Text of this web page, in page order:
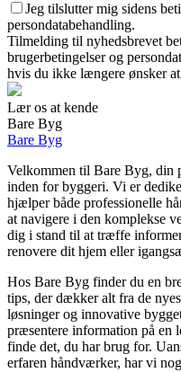
Jeg tilslutter mig sidens
persondatabehandling.
Tilmelding til nyhedsbrevet
brugerbetingelser og
hvis du ikke længere ønsker
Lær os at kende
Bare Byg
Bare Byg
Velkommen til Bare Byg, din
inden for byggeri. Vi er
hjælper både professionelle
at navigere i den komplekse
dig i stand til at træffe
renovere dit hjem eller
Hos Bare Byg finder du en
tips, der dækker alt fra de
løsninger og innovative
præsentere information på en
finde det, du har brug for.
erfaren håndværker, har vi